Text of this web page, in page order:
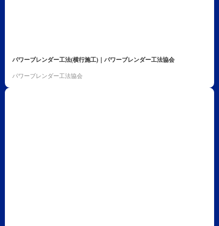
パワーブレンダー工法(横行施工)｜パワーブレンダー工法協会
パワーブレンダー工法協会